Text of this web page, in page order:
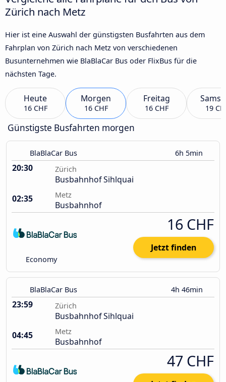
Zürich nach Metz
Hier ist eine Auswahl der günstigsten Busfahrten aus dem
Fahrplan von Zürich nach Metz von verschiedenen
Busunternehmen wie BlaBlaCar Bus oder FlixBus für die
nächsten Tage.
Heute
16 CHF
Morgen
16 CHF
Freitag
16 CHF 19
Günstigste Busfahrten morgen
BlaBlaCar Bus 6h 5min
20:30 Zürich
Busbahnhof Sihlquai
02:35
Metz
Busbahnhof
Economy
16 CHF
Jetzt finden
BlaBlaCar Bus 4h 46min
23:59 Zürich
Busbahnhof Sihlquai
04:45
Metz
Busbahnhof
47 CHF